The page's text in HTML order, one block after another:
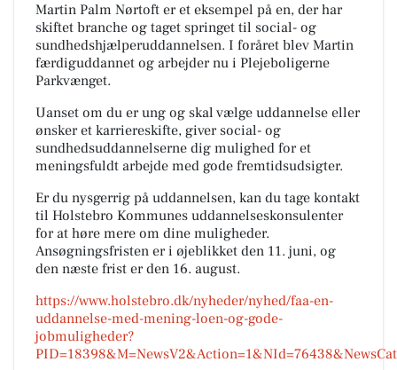
Martin Palm Nørtoft er et eksempel på en, der har
skiftet branche og taget springet til social- og
sundhedshjælperuddannelsen. I foråret blev Martin
færdiguddannet og arbejder nu i Plejeboligerne
Parkvænget.
Uanset om du er ung og skal vælge uddannelse eller
ønsker et karriereskifte, giver social- og
sundhedsuddannelserne dig mulighed for et
meningsfuldt arbejde med gode fremtidsudsigter.
Er du nysgerrig på uddannelsen, kan du tage kontakt
til Holstebro Kommunes uddannelseskonsulenter
for at høre mere om dine muligheder.
Ansøgningsfristen er i øjeblikket den 11. juni, og
den næste frist er den 16. august.
https://www.holstebro.dk/nyheder/nyhed/faa-en-
uddannelse-med-mening-loen-og-gode-
jobmuligheder?